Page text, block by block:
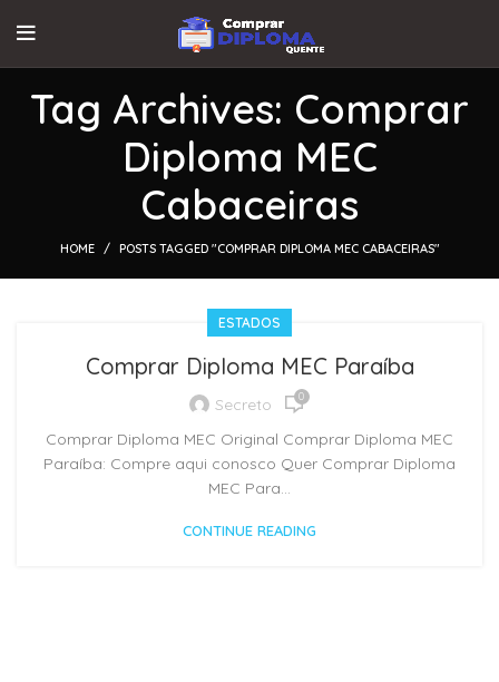
Tag Archives: Comprar
Diploma MEC
Cabaceiras
HOME POSTS TAGGED "COMPRAR DIPLOMA MEC CABACEIRAS"
ESTADOS
Comprar Diploma MEC Paraíba
Secreto 0
Comprar Diploma MEC Original Comprar Diploma MEC
Paraíba: Compre aqui conosco Quer Comprar Diploma
MEC Para...
CONTINUE READING